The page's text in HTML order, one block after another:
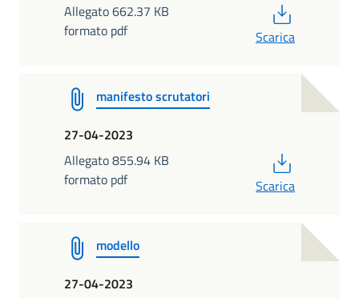
Allegato 662.37 KB
formato pdf
Scarica
manifesto scrutatori
27-04-2023
Allegato 855.94 KB
formato pdf
Scarica
modello
27-04-2023